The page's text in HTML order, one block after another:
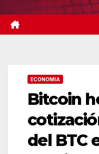
ECONOMIA
Bitcoin
del BTC